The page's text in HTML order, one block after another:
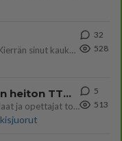
Olet pelkkä itsestään liikoja luuleva ämmä. Kierrän sinut kaukaa nyt ja aina. Olit mulle pelkkä lelu vaan.
32
528
Ernest Lawson täräytti erikoisen heiton TTK-lehdistötilaisuudessa: " Onko tässä tarkoituksena...?"
Ernest Lawson esitteli uudet TTK-tähtioppilaat ja opettajat torstaina 6.8. lehdistölle. Tulevalla kaudella on yksi hausk
5
513